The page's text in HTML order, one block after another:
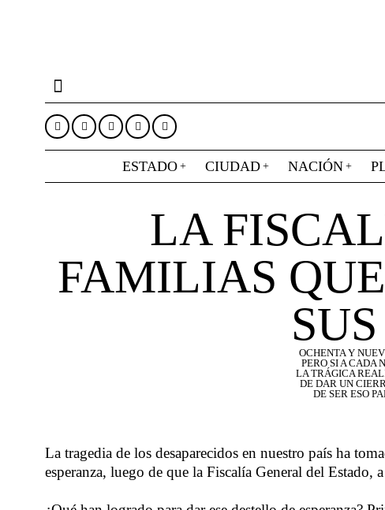
ESTADO CIUDAD NACIÓN
LA
FAMILIAS
OCHENTA Y
PERO SI A CADA
LA TRÁGICA
DE DAR UN
DE SER ESO
La tragedia de los desaparecidos en nuestro país ha
esperanza, luego de que la Fiscalía General del